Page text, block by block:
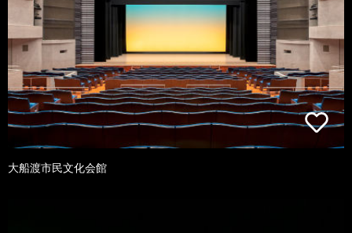
大船渡市民文化会館